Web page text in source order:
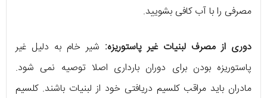
مصرفی را با آب کافی بشویید.
دوری از مصرف لبنیات غیر پاستوریزه: شیر خام به دلیل غیر
پاستوریزه بودن برای دوران بارداری اصلا توصیه نمی شود.
مادران باید مراقب کلسیم دریافتی خود از لبنیات باشند. کلسیم